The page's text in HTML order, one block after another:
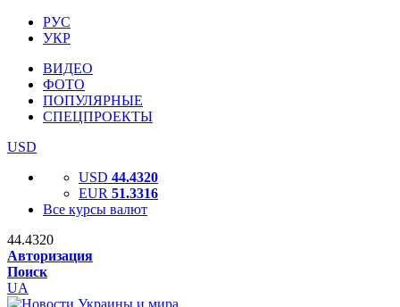
РУС
УКР
ВИДЕО
ФОТО
ПОПУЛЯРНЫЕ
СПЕЦПРОЕКТЫ
USD
USD 44.4320
EUR 51.3316
Все курсы валют
44.4320
Авторизация
Поиск
UA